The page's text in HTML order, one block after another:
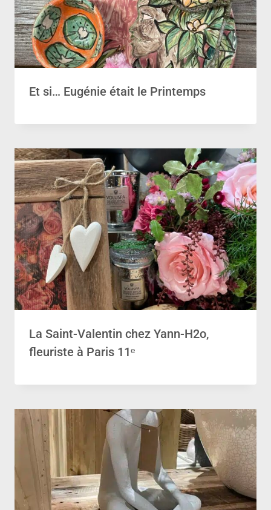
Et si… Eugénie était le Printemps
La Saint-Valentin chez Yann-H2o,
fleuriste à Paris 11ᵉ